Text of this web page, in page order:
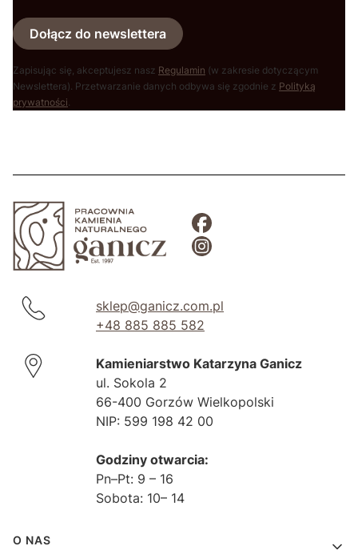
Dołącz do newslettera
Zapisując się, akceptujesz nasz Regulamin (w zakresie dotyczącym
Newslettera). Przetwarzanie danych odbywa się zgodnie z Polityką
prywatności.
sklep@ganicz.com.pl
+48 885 885 582
Kamieniarstwo Katarzyna Ganicz
ul. Sokola 2
66-400 Gorzów Wielkopolski
NIP: 599 198 42 00
Godziny otwarcia:
Pn–Pt: 9 – 16
Sobota: 10– 14
Linki w stopce
O NAS